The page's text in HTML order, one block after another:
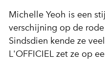
Michelle Yeoh is een
verschijning op de
Sindsdien kende ze
L'OFFICIEL zet ze op